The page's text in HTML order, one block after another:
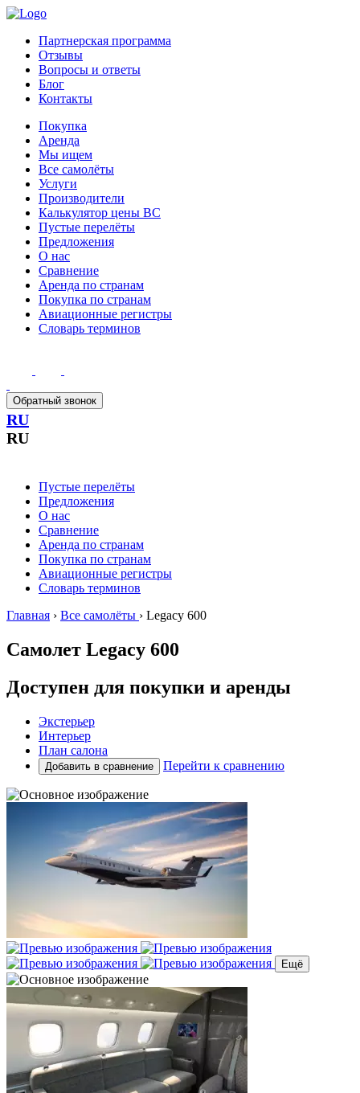
Партнерская программа
Отзывы
Вопросы и ответы
Блог
Контакты
Покупка
Аренда
Мы ищем
Все самолёты
Услуги
Производители
Калькулятор цены ВС
Пустые перелёты
Предложения
О нас
Сравнение
Аренда по странам
Покупка по странам
Авиационные регистры
Словарь терминов
Обратный звонок
RU
RU
Пустые перелёты
Предложения
О нас
Сравнение
Аренда по странам
Покупка по странам
Авиационные регистры
Словарь терминов
Главная › Все самолёты › Legacy 600
Самолет Legacy 600
Доступен для покупки и аренды
Экстерьер
Интерьер
План салона
Добавить в сравнение Перейти к сравнению
Ещё